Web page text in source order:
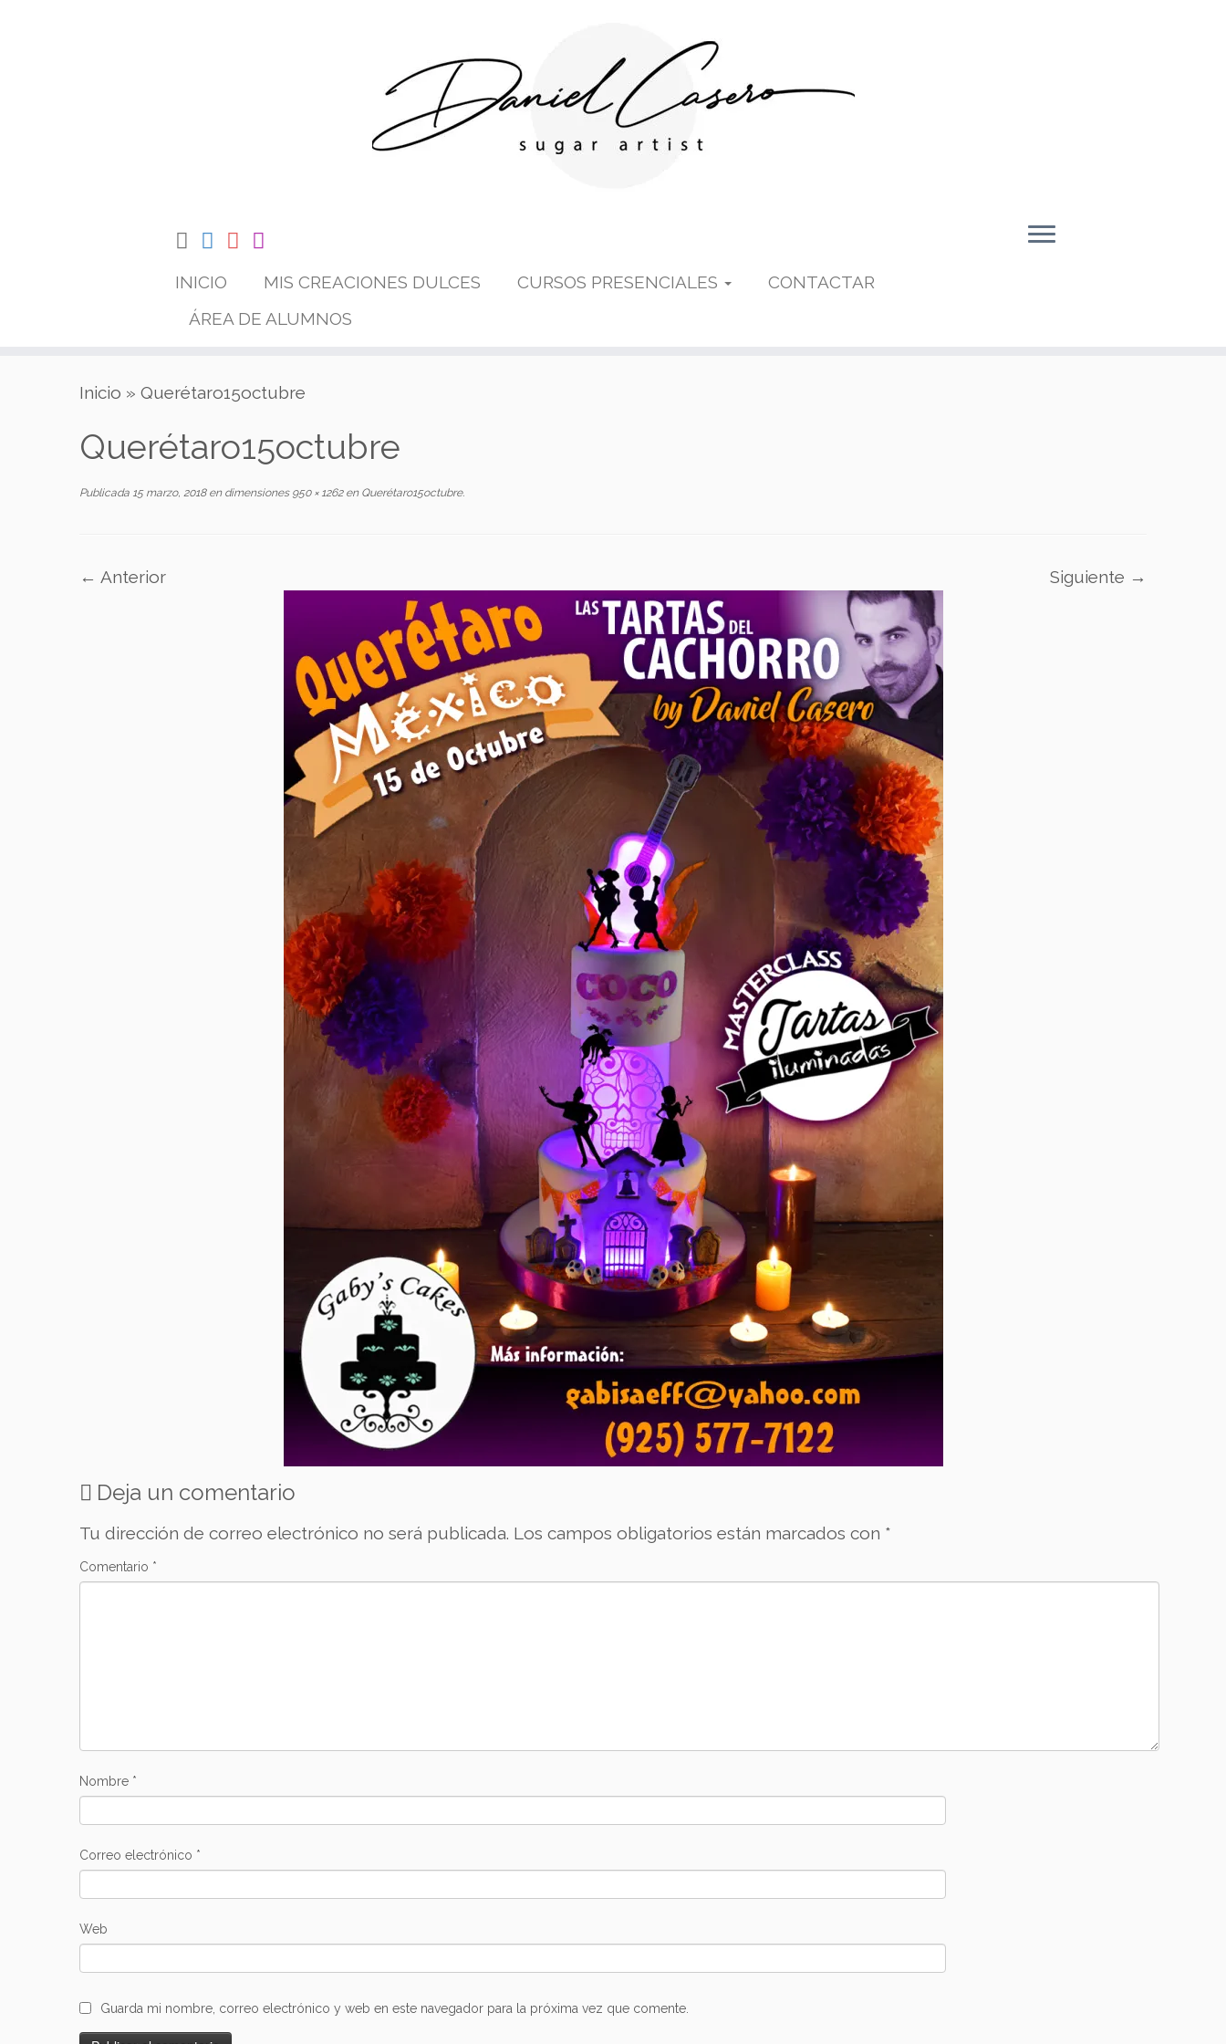
INICIO MIS CREACIONES DULCES CURSOS PRESENCIALES
CONTACTAR
ÁREA DE ALUMNOS
Inicio » Querétaro15octubre
Querétaro15octubre
Publicada 15 marzo, 2018en dimensiones950 × 1262enQuerétaro15octubre.
← Anterior Siguiente →
Deja un comentario
Tu dirección de correo electrónico no será publicada. Los campos obligatorios están marcados con *
Comentario *
Nombre *
Correo electrónico *
Web
Guarda mi nombre, correo electrónico y web en este navegador para la próxima vez que comente.